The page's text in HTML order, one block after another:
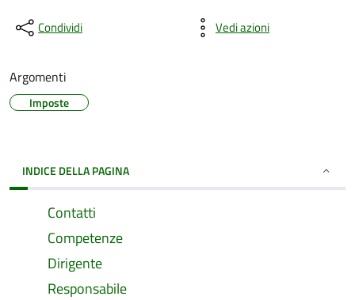
Condividi Vedi azioni
Argomenti
Imposte
INDICE DELLA PAGINA
Contatti
Competenze
Dirigente
Responsabile